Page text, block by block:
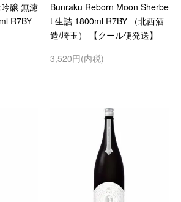
醸 無濾
R7BY
Bunraku Reborn Moon Sherbe
t 生詰 1800ml R7BY （北西酒
造/埼玉） 【クール便発送】
3,520円(内税)